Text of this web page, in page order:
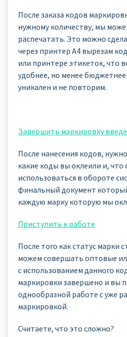
После заказа кодов
нужному количеству, мы
распечатать. Это можно
через принтер А4 вырезам
или принтере этикеток, что
удобнее, но менее
уникален и не повторим.
Завершить маркировку
После нанесения кодов,
какие коды вы оклеили и, что
использоваться в обороте
финальный документ
каждую марку которую мы
Приступить к работе
После того как статус марки
можем совершать оптовые
с использованием данного
маркировки завершено и вы
однообразной работе с уже
маркировкой.
Считаете, что это сложно?